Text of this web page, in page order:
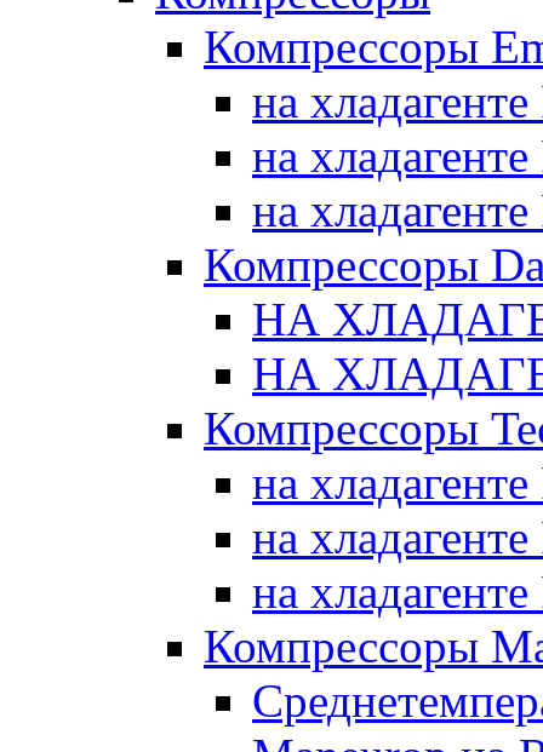
Компрессоры
на
на
на
Компрессоры
НА
НА
Компрессоры
на
на
на
Компрессоры